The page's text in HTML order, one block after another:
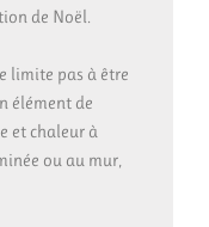
de Noël.
limite pas à être
élément de
et chaleur à
ou au mur,